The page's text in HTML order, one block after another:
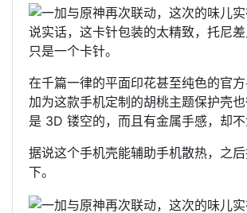
说实话，这卡针包装的太精致，托尼
只是一个卡针。
在千篇一律的平面印花甚至纯色的官
加为这款手机定制的胡桃主题保护壳
是 3D 镂空的，而且有金属手感，却不
据说这个手机壳能辅助手机散热，之
下。